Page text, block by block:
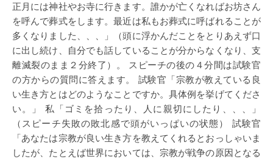
正月には神社やお寺に行きます。誰かが亡くなればお坊さん
を呼んで葬式をします。最近は私もお葬式に呼ばれることが
多くなりました、、、」（頭に浮かんだことをとりあえず口
に出し続け、自分でも話していることが分からなくなり、支
離滅裂のまま２分終了）。 スピーチの後の４分間は試験官
の方からの質問に答えます。 試験官「宗教が教えている良
い生き方とはどのようなことですか。具体例を挙げてくださ
い。」 私「ゴミを拾ったり、人に親切にしたり、、、」
（スピーチ失敗の敗北感で頭がいっぱいの状態） 試験官
「あなたは宗教が良い生き方を教えてくれるとおっしゃいま
したが、たとえば世界においては、宗教が戦争の原因となる